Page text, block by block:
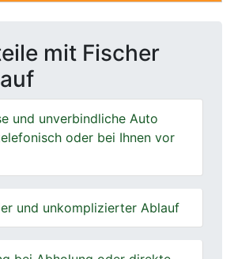
mit Fischer
und unverbindliche Auto
oder bei Ihnen vor
und unkomplizierter Ablauf